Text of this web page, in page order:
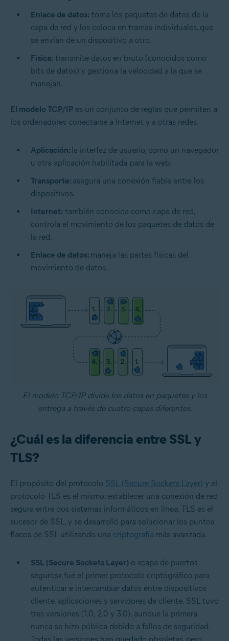
Enlace de datos: toma los paquetes de datos de la
capa de red y los coloca en tramas individuales, que
se envían de un dispositivo a otro.
Física: transmite datos en bruto (conocidos como
bits de datos) y gestiona la velocidad a la que se
manejan.
El modelo TCP/IP es un conjunto de reglas que permiten a
los ordenadores conectarse a Internet y a otras redes.
Aplicación: la interfaz de usuario, como un navegador
u otra aplicación habilitada para la web.
Transporte: asegura una conexión fiable entre los
dispositivos.
Internet: también conocida como capa de red,
controla el movimiento de los paquetes de datos de
la red.
Enlace de datos: maneja las partes físicas del
movimiento de datos.
El modelo TCP/IP divide los datos en paquetes y los
entrega a través de cuatro capas diferentes.
¿Cuál es la diferencia entre SSL y
TLS?
El propósito del protocolo SSL (Secure Sockets Layer) y el
protocolo TLS es el mismo: establecer una conexión de red
segura entre dos sistemas informáticos en línea. TLS es el
sucesor de SSL, y se desarrolló para solucionar los puntos
flacos de SSL utilizando una criptografía más avanzada.
SSL (Secure Sockets Layer) o «capa de puertos
seguros» fue el primer protocolo criptográfico para
autenticar e intercambiar datos entre dispositivos
cliente, aplicaciones y servidores de cliente. SSL tuvo
tres versiones (1.0, 2.0 y 3.0), aunque la primera
nunca se hizo pública debido a fallos de seguridad.